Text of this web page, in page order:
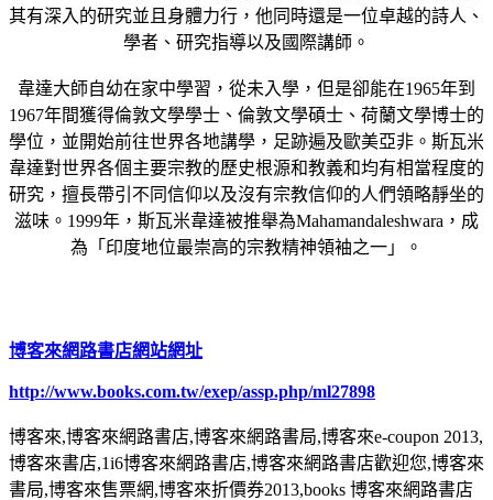
其有深入的研究並且身體力行，他同時還是一位卓越的詩人、
學者、研究指導以及國際講師。
韋達大師自幼在家中學習，從未入學，但是卻能在1965年到
1967年間獲得倫敦文學學士、倫敦文學碩士、荷蘭文學博士的
學位，並開始前往世界各地講學，足跡遍及歐美亞非。斯瓦米
韋達對世界各個主要宗教的歷史根源和教義和均有相當程度的
研究，擅長帶引不同信仰以及沒有宗教信仰的人們領略靜坐的
滋味。1999年，斯瓦米韋達被推舉為Mahamandaleshwara，成
為「印度地位最崇高的宗教精神領袖之一」。
博客來網路書店網站網址
http://www.books.com.tw/exep/assp.php/ml27898
博客來,博客來網路書店,博客來網路書局,博客來e-coupon 2013,
博客來書店,1i6博客來網路書店,博客來網路書店歡迎您,博客來
書局,博客來售票網,博客來折價券2013,books 博客來網路書店